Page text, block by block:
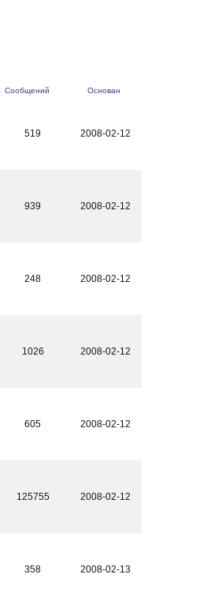
Сообщений Основан
519 2008-02-12
939 2008-02-12
248 2008-02-12
1026 2008-02-12
605 2008-02-12
125755 2008-02-12
358 2008-02-13